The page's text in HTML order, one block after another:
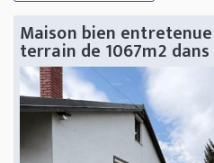
Maison bien
terrain de 1067m2